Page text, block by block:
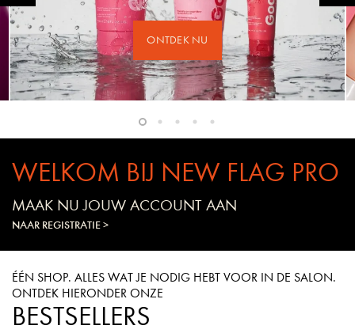
ONTDEK NU
WELKOM BIJ NEW FLAG PRO
MAAK NU JOUW ACCOUNT AAN
NAAR REGISTRATIE >
ÉÉN SHOP. ALLES WAT JE NODIG HEBT VOOR IN DE SALON.
ONTDEK HIERONDER ONZE
BESTSELLERS